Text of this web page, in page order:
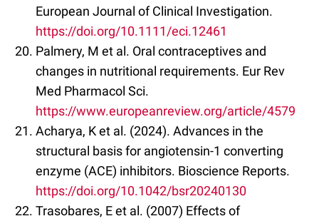
European Journal of Clinical Investigation.
https://doi.org/10.1111/eci.12461
Palmery, M et al. Oral contraceptives and
changes in nutritional requirements. Eur Rev
Med Pharmacol Sci.
https://www.europeanreview.org/article/4579
Acharya, K et al. (2024). Advances in the
structural basis for angiotensin-1 converting
enzyme (ACE) inhibitors. Bioscience Reports.
https://doi.org/10.1042/bsr20240130
Trasobares, E et al. (2007) Effects of